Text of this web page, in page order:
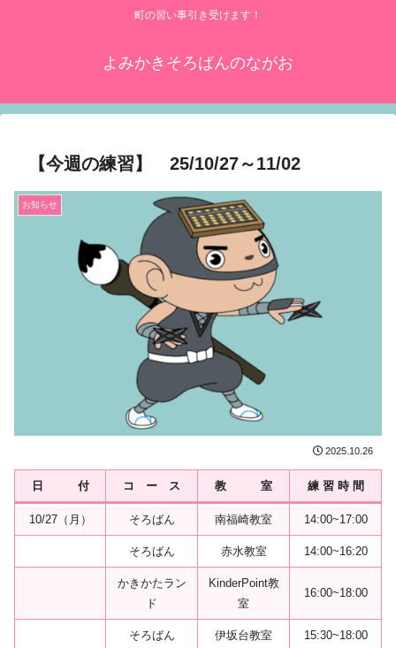
町の習い事引き受けます！
よみかきそろばんのながお
【今週の練習】 25/10/27～11/02
お知らせ
2025.10.26
日 付 コ ー ス 教 室 練 習 時 間
10/27（月） そろばん 南福崎教室 14:00~17:00
そろばん 赤水教室 14:00~16:20
かきかたラン
ド
KinderPoint教
室
16:00~18:00
そろばん 伊坂台教室 15:30~18:00